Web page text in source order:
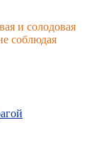
и солодовая
соблюдая